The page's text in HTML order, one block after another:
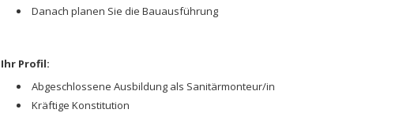
Danach planen Sie die Bauausführung
Ihr Profil:
Abgeschlossene Ausbildung als Sanitärmonteur/in
Kräftige Konstitution